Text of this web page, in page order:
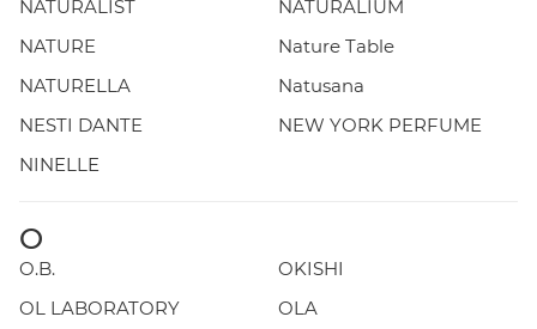
NATURALIST
NATURALIUM
NATURE
Nature Table
NATURELLA
Natusana
NESTI DANTE
NEW YORK PERFUME
NINELLE
O
O.B.
OKISHI
OL LABORATORY
OLA